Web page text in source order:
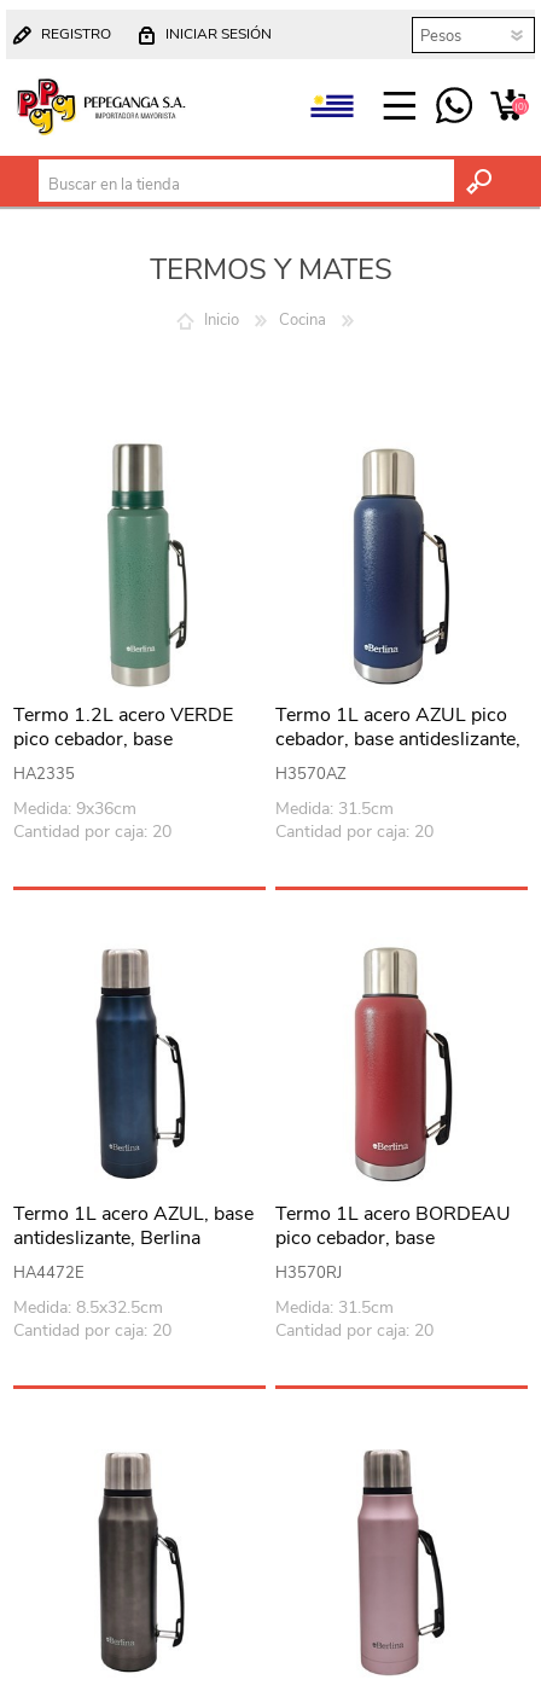
REGISTRO INICIAR SESIÓN
(0)
TERMOS Y MATES
Inicio Cocina
Termo 1.2L acero VERDE
pico cebador, base
antideslizante, Berlina
HA2335
Medida: 9x36cm
Cantidad por caja: 20
Termo 1L acero AZUL pico
cebador, base antideslizante,
Berlina
H3570AZ
Medida: 31.5cm
Cantidad por caja: 20
Termo 1L acero AZUL, base
antideslizante, Berlina
HA4472E
Medida: 8.5x32.5cm
Cantidad por caja: 20
Termo 1L acero BORDEAU
pico cebador, base
antideslizante, Berlina
H3570RJ
Medida: 31.5cm
Cantidad por caja: 20